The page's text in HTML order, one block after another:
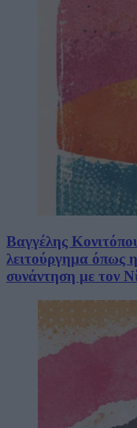
Βαγγέλης
λειτούργημα όπως
συνάντηση με τον